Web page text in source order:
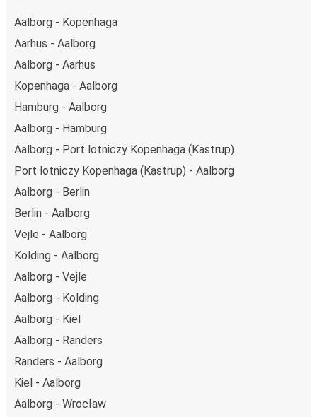
Aalborg - Kopenhaga
Aarhus - Aalborg
Aalborg - Aarhus
Kopenhaga - Aalborg
Hamburg - Aalborg
Aalborg - Hamburg
Aalborg - Port lotniczy Kopenhaga (Kastrup)
Port lotniczy Kopenhaga (Kastrup) - Aalborg
Aalborg - Berlin
Berlin - Aalborg
Vejle - Aalborg
Kolding - Aalborg
Aalborg - Vejle
Aalborg - Kolding
Aalborg - Kiel
Aalborg - Randers
Randers - Aalborg
Kiel - Aalborg
Aalborg - Wrocław